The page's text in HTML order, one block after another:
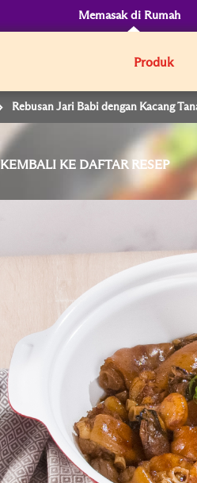
Memasak di Rumah
Produk
Rebusan Jari Babi dengan Kacang
KEMBALI